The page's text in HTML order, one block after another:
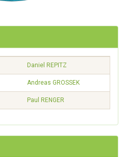
Daniel REPITZ
Andreas GROSSEK
Paul RENGER